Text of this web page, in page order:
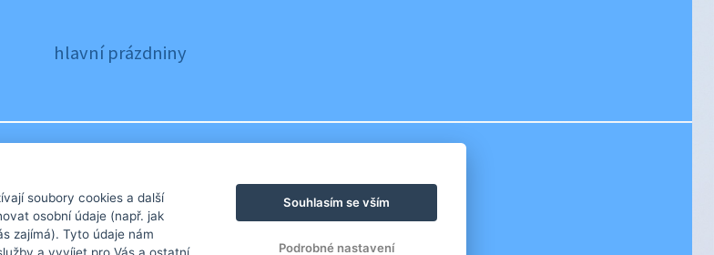
hlavní prázdniny
hlavní prázdniny
soubory cookies a další
osobní údaje (např. jak
zajímá). Tyto údaje nám
Souhlasím se vším
Podrobné nastavení